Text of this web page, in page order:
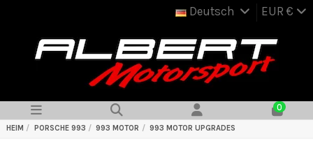
Deutsch EUR €
0
HEIM PORSCHE 993 993 MOTOR 993 MOTOR UPGRADES